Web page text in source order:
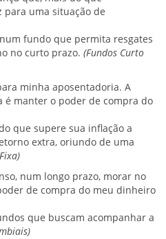
uma situação de
fundo que permita resgates
no curto prazo. (Fundos Curto
minha aposentadoria. A
é manter o poder de compra do
que supere sua inflação a
extra, oriundo de uma
num longo prazo, morar no
de compra do meu dinheiro
que buscam acompanhar a